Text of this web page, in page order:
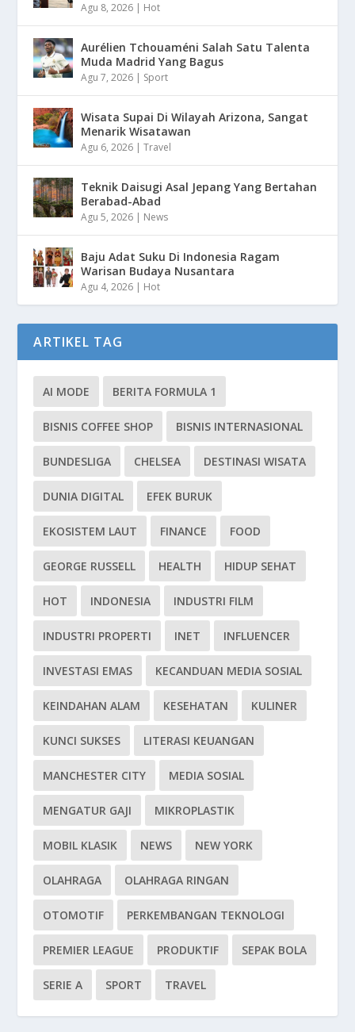
Agu 8, 2026 | Hot
Aurélien Tchouaméni Salah Satu Talenta
Muda Madrid Yang Bagus
Agu 7, 2026 | Sport
Wisata Supai Di Wilayah Arizona, Sangat
Menarik Wisatawan
Agu 6, 2026 |Travel
Teknik Daisugi Asal Jepang Yang Bertahan
Berabad-Abad
Agu 5, 2026 | News
Baju Adat Suku Di Indonesia Ragam
Warisan Budaya Nusantara
Agu 4, 2026 | Hot
ARTIKEL TAG
AI MODE BERITA FORMULA 1
BISNIS COFFEE SHOP BISNIS INTERNASIONAL
BUNDESLIGA CHELSEA DESTINASI WISATA
DUNIA DIGITAL EFEK BURUK
EKOSISTEM LAUT FINANCE FOOD
GEORGE RUSSELL HEALTH HIDUP SEHAT
HOT INDONESIA INDUSTRI FILM
INDUSTRI PROPERTI INET INFLUENCER
INVESTASI EMAS KECANDUAN MEDIA SOSIAL
KEINDAHAN ALAM KESEHATAN KULINER
KUNCI SUKSES LITERASI KEUANGAN
MANCHESTER CITY MEDIA SOSIAL
MENGATUR GAJI MIKROPLASTIK
MOBIL KLASIK NEWS NEW YORK
OLAHRAGA OLAHRAGA RINGAN
OTOMOTIF PERKEMBANGAN TEKNOLOGI
PREMIER LEAGUE PRODUKTIF SEPAK BOLA
SERIE A SPORT TRAVEL